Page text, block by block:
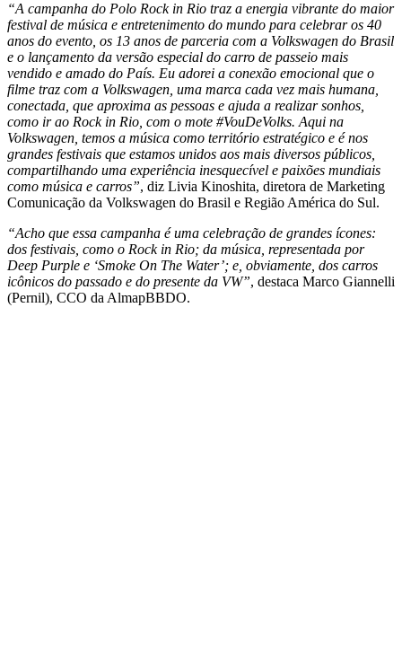
“A campanha do Polo Rock in Rio traz a energia vibrante do maior
festival de música e entretenimento do mundo para celebrar os 40
anos do evento, os 13 anos de parceria com a Volkswagen do Brasil
e o lançamento da versão especial do carro de passeio mais
vendido e amado do País. Eu adorei a conexão emocional que o
filme traz com a Volkswagen, uma marca cada vez mais humana,
conectada, que aproxima as pessoas e ajuda a realizar sonhos,
como ir ao Rock in Rio, com o mote #VouDeVolks. Aqui na
Volkswagen, temos a música como território estratégico e é nos
grandes festivais que estamos unidos aos mais diversos públicos,
compartilhando uma experiência inesquecível e paixões mundiais
como música e carros”, diz Livia Kinoshita, diretora de Marketing
Comunicação da Volkswagen do Brasil e Região América do Sul.
“Acho que essa campanha é uma celebração de grandes ícones:
dos festivais, como o Rock in Rio; da música, representada por
Deep Purple e ‘Smoke On The Water’; e, obviamente, dos carros
icônicos do passado e do presente da VW”, destaca Marco Giannelli
(Pernil), CCO da AlmapBBDO.